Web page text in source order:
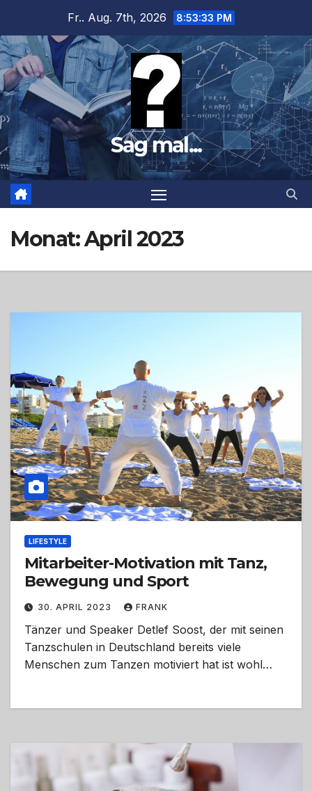
springen
Fr.. Aug. 7th, 2026 8:53:35 PM
Sag mal...
Monat:April 2023
LIFESTYLE
Mitarbeiter-Motivation mit Tanz,
Bewegung und Sport
30. APRIL 2023 FRANK
Tänzer und Speaker Detlef Soost, der mit seinen
Tanzschulen in Deutschland bereits viele
Menschen zum Tanzen motiviert hat ist wohl…